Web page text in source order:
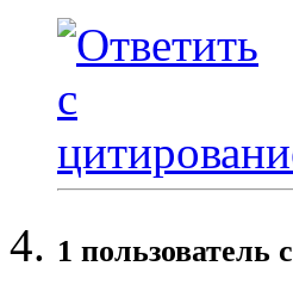
1 пользователь